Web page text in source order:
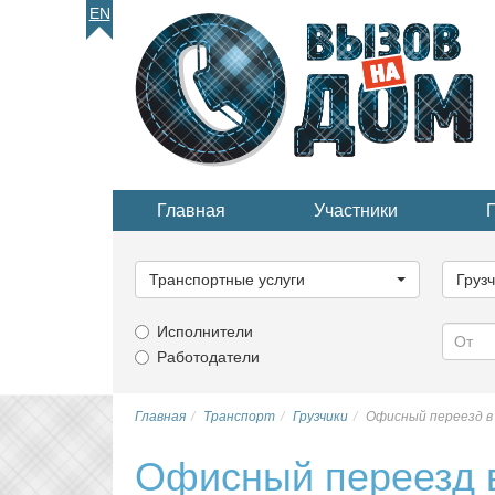
EN
Главная Участники
категорию...
Транспортные услуги
Исполнители
Работодатели
Главная Транспорт Грузчики Офисный переезд
Офисный переезд